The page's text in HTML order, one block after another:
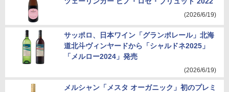
(2026/6/19)
サッポロ、日本ワイン「グランポレール」北海
道北斗ヴィンヤードから「シャルドネ2025」
「メルロー2024」発売
(2026/6/19)
メルシャン「メスタ オーガニック」初のプレミ